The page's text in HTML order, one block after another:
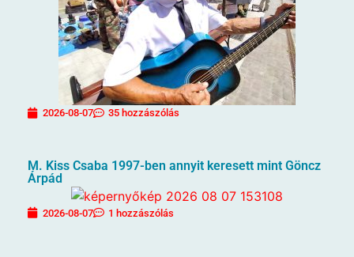
2026-08-07 35 hozzászólás
M. Kiss Csaba 1997-ben annyit keresett mint Göncz
Árpád
2026-08-07 1 hozzászólás